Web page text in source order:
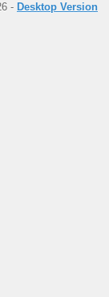
- Desktop Version